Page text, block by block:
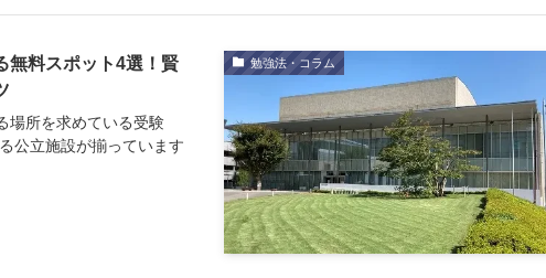
勉強法・コラム
無料スポット4選！賢
場所を求めている受験
公立施設が揃っています